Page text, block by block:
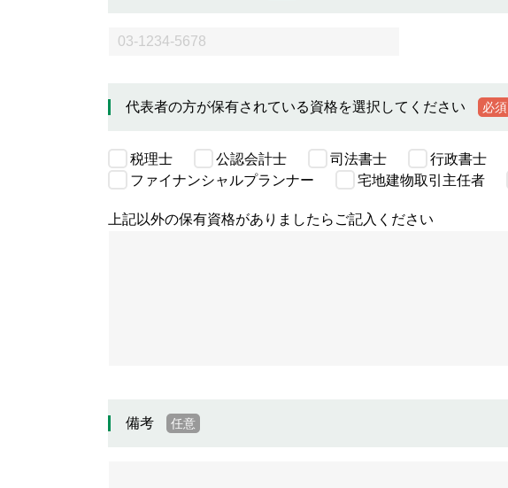
代表者の方が保有されている資格を選択してください 必須
税理士 公認会計士 司法書士 行政書士
ファイナンシャルプランナー
宅地建物取引主任者
上記以外の保有資格がありましたらご記入ください
備考 任意